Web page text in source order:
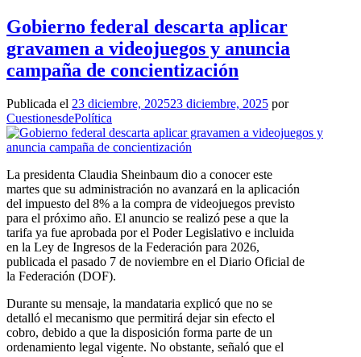
Gobierno federal descarta aplicar
gravamen a videojuegos y anuncia
campaña de concientización
Publicada el 23 diciembre, 202523 diciembre, 2025 por
CuestionesdePolítica
La presidenta Claudia Sheinbaum dio a conocer este
martes que su administración no avanzará en la aplicación
del impuesto del 8% a la compra de videojuegos previsto
para el próximo año. El anuncio se realizó pese a que la
tarifa ya fue aprobada por el Poder Legislativo e incluida
en la Ley de Ingresos de la Federación para 2026,
publicada el pasado 7 de noviembre en el Diario Oficial de
la Federación (DOF).
Durante su mensaje, la mandataria explicó que no se
detalló el mecanismo que permitirá dejar sin efecto el
cobro, debido a que la disposición forma parte de un
ordenamiento legal vigente. No obstante, señaló que el